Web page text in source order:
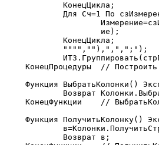
КонецПроцедуры	// Построить
Функция ВыбратьКолонки()
КонецФункции	// ВыбратьКолонки
Функция ПолучитьКолонку()